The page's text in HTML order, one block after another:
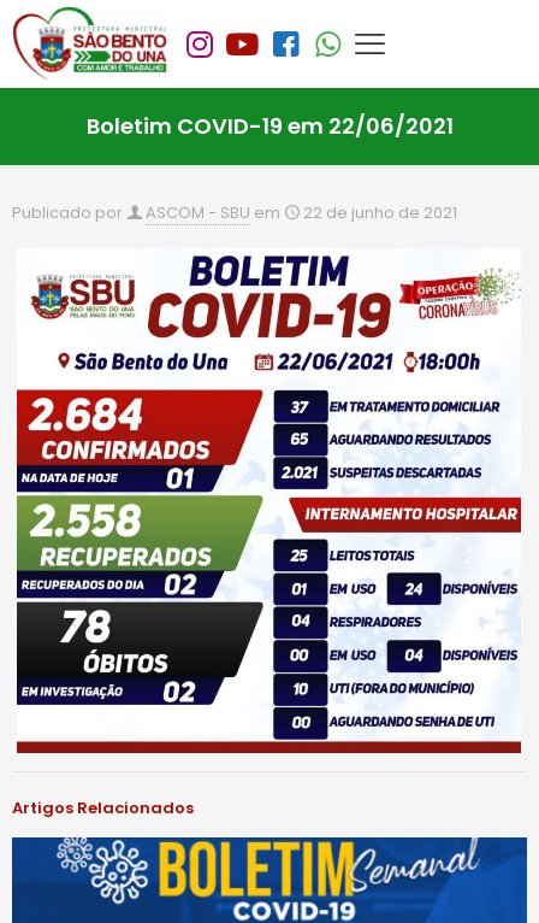
Boletim COVID-19 em 22/06/2021
Publicado por ASCOM - SBU em 22 de junho de 2021
Artigos Relacionados